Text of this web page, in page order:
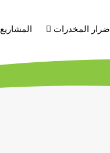
أضرار المخدرات المشاريع